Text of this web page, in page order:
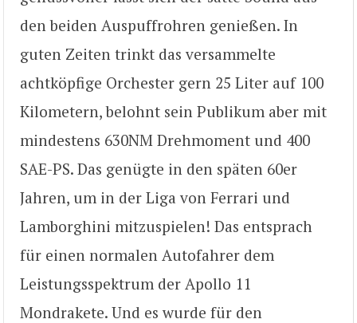
den beiden Auspuffrohren genießen. In
guten Zeiten trinkt das versammelte
achtköpfige Orchester gern 25 Liter auf 100
Kilometern, belohnt sein Publikum aber mit
mindestens 630NM Drehmoment und 400
SAE-PS. Das genügte in den späten 60er
Jahren, um in der Liga von Ferrari und
Lamborghini mitzuspielen! Das entsprach
für einen normalen Autofahrer dem
Leistungsspektrum der Apollo 11
Mondrakete. Und es wurde für den